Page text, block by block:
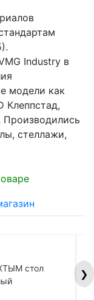
Industry в
модели как
Клеппстад,
Производились
стеллажи,
стол
❯